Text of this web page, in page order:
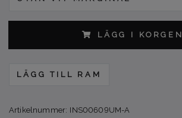
LÄGG I KORGEN
LÄGG TILL RAM
Artikelnummer: INS00609UM-A